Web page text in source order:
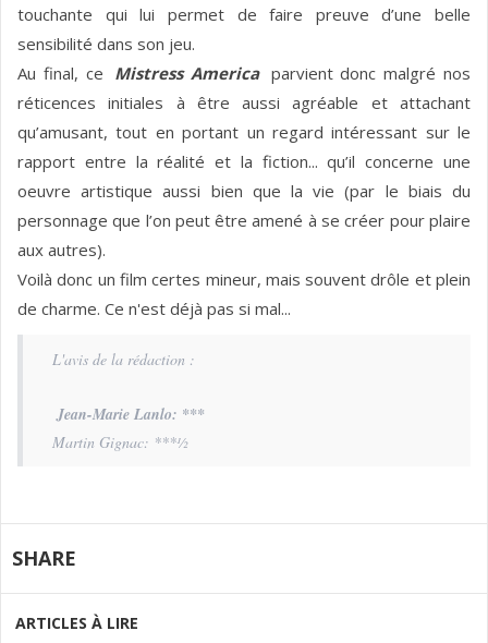
touchante qui lui permet de faire preuve d’une belle
sensibilité dans son jeu.
Au final, ce Mistress America parvient donc malgré nos
réticences initiales à être aussi agréable et attachant
qu’amusant, tout en portant un regard intéressant sur le
rapport entre la réalité et la fiction... qu’il concerne une
oeuvre artistique aussi bien que la vie (par le biais du
personnage que l’on peut être amené à se créer pour plaire
aux autres).
Voilà donc un film certes mineur, mais souvent drôle et plein
de charme. Ce n'est déjà pas si mal...
L'avis de la rédaction :
Jean-Marie Lanlo: ***
Martin Gignac: ***½
SHARE
ARTICLES À LIRE